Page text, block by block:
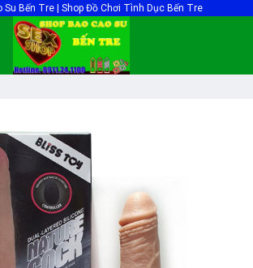
Su Bến Tre | Shop Đồ Chơi Tình Dục Bến Tre